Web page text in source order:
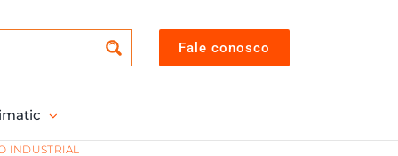
Fale conosco
INDUSTRIAL